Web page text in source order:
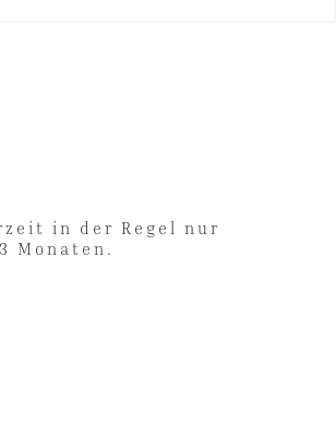
in der Regel nur
Monaten.